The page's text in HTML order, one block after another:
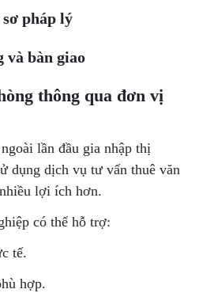
pháp lý
và bàn giao
thông qua đơn vị
lần đầu gia nhập thị
dụng dịch vụ tư vấn thuê văn
lợi ích hơn.
có thể hỗ trợ:
tế.
hợp.